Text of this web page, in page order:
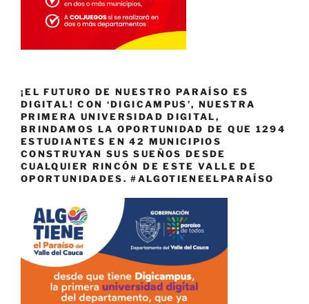
¡EL FUTURO DE NUESTRO PARAÍSO ES
DIGITAL! CON ‘DIGICAMPUS’, NUESTRA
PRIMERA UNIVERSIDAD DIGITAL,
BRINDAMOS LA OPORTUNIDAD DE QUE 1294
ESTUDIANTES EN 42 MUNICIPIOS
CONSTRUYAN SUS SUEÑOS DESDE
CUALQUIER RINCÓN DE ESTE VALLE DE
OPORTUNIDADES. #ALGOTIENEELPARAÍSO